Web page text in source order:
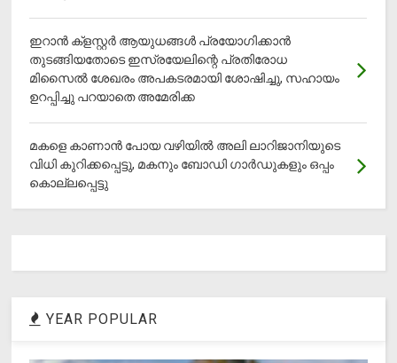
ഇറാന്‍ ക്‌ളസ്റ്റര്‍ ആയുധങ്ങള്‍ പ്രയോഗിക്കാന്‍
തുടങ്ങിയതോടെ ഇസ്രയേലിന്റെ പ്രതിരോധ
മിസൈല്‍ ശേഖരം അപകടരമായി ശോഷിച്ചു, സഹായം
ഉറപ്പിച്ചു പറയാതെ അമേരിക്ക
മകളെ കാണാന്‍ പോയ വഴിയില്‍ അലി ലാറിജാനിയുടെ
വിധി കുറിക്കപ്പെട്ടു, മകനും ബോഡി ഗാര്‍ഡുകളും ഒപ്പം
കൊല്ലപ്പെട്ടു
YEAR POPULAR